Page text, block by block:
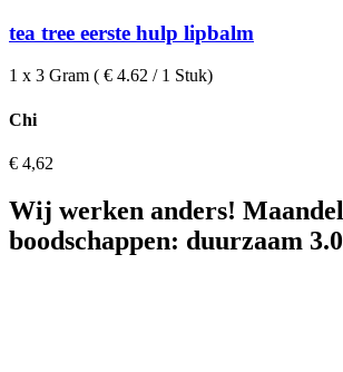
tea tree eerste hulp lipbalm
1 x 3 Gram ( € 4.62 / 1 Stuk)
Chi
€ 4,62
Wij werken anders!
boodschappen: duurzaam